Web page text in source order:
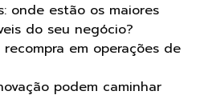
onde estão os maiores
do seu negócio?
em operações de
podem caminhar